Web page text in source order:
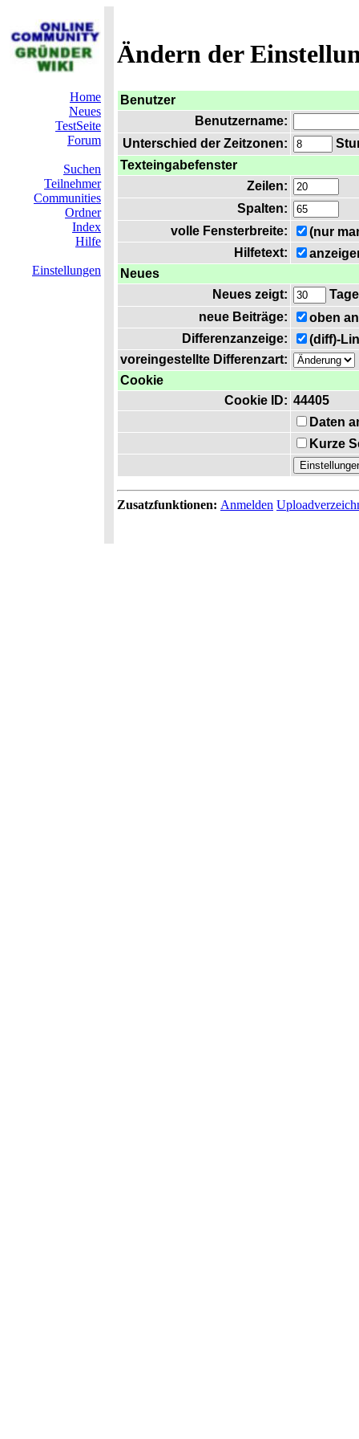
Ändern der
Home
Neues
TestSeite
Forum
Suchen
Teilnehmer
Communities
Ordner
Index
Hilfe
Einstellungen
Benutzer
Benutzername:
Unterschied der Zeitzonen:
Texteingabefenster
Zeilen:
Spalten:
volle Fensterbreite:
(nur
Hilfetext:
Neues
Neues zeigt:
Tage
neue Beiträge:
oben
Differenzanzeige:
(diff)-
voreingestellte Differenzart:
Cookie
Cookie ID: 44405
Daten
Kurze
Zusatzfunktionen: Anmelden